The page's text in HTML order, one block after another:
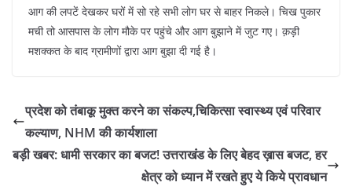
आग की लपटें देखकर घरों में सो रहे सभी लोग घर से बाहर निकले। चिख पुकार
मची तो आसपास के लोग मौके पर पहुंचे और आग बुझाने में जुट गए। क़ड़ी
मशक्कत के बाद ग्रामीणों द्वारा आग बुझा दी गई है।
प्रदेश को तंबाकू मुक्त करने का संकल्प,चिकित्सा स्वास्थ्य एवं परिवार
कल्याण, NHM की कार्यशाला
बड़ी खबर: धामी सरकार का बजट! उत्तराखंड के लिए बेहद ख़ास बजट, हर
क्षेत्र को ध्यान में रखते हुए ये किये प्रावधान